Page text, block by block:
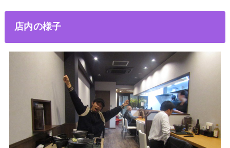
店内の様子